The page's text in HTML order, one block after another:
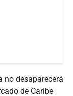
no desaparecerá
de Caribe